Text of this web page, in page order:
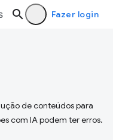
Fazer login
de conteúdos para
com IA podem ter erros.